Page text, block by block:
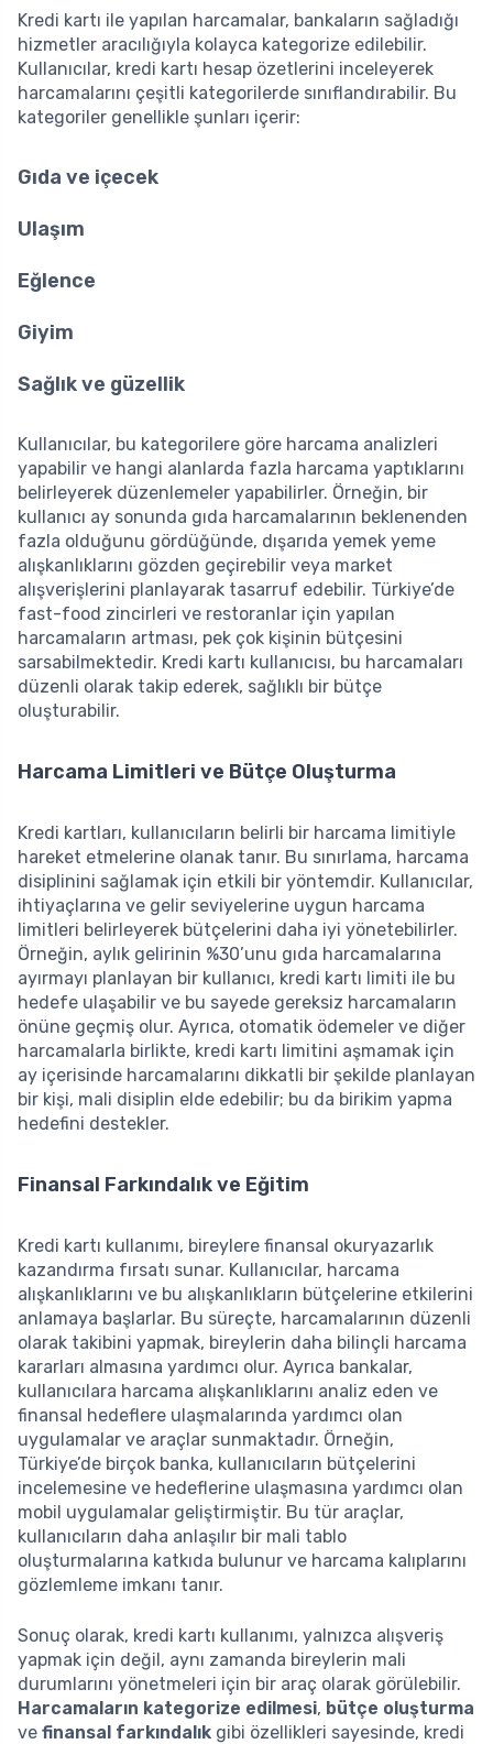
Kredi kartı ile yapılan harcamalar, bankaların sağladığı
hizmetler aracılığıyla kolayca kategorize edilebilir.
Kullanıcılar, kredi kartı hesap özetlerini inceleyerek
harcamalarını çeşitli kategorilerde sınıflandırabilir. Bu
kategoriler genellikle şunları içerir:
Gıda ve içecek
Ulaşım
Eğlence
Giyim
Sağlık ve güzellik
Kullanıcılar, bu kategorilere göre harcama analizleri
yapabilir ve hangi alanlarda fazla harcama yaptıklarını
belirleyerek düzenlemeler yapabilirler. Örneğin, bir
kullanıcı ay sonunda gıda harcamalarının beklenenden
fazla olduğunu gördüğünde, dışarıda yemek yeme
alışkanlıklarını gözden geçirebilir veya market
alışverişlerini planlayarak tasarruf edebilir. Türkiye’de
fast-food zincirleri ve restoranlar için yapılan
harcamaların artması, pek çok kişinin bütçesini
sarsabilmektedir. Kredi kartı kullanıcısı, bu harcamaları
düzenli olarak takip ederek, sağlıklı bir bütçe
oluşturabilir.
Harcama Limitleri ve Bütçe Oluşturma
Kredi kartları, kullanıcıların belirli bir harcama limitiyle
hareket etmelerine olanak tanır. Bu sınırlama, harcama
disiplinini sağlamak için etkili bir yöntemdir. Kullanıcılar,
ihtiyaçlarına ve gelir seviyelerine uygun harcama
limitleri belirleyerek bütçelerini daha iyi yönetebilirler.
Örneğin, aylık gelirinin %30’unu gıda harcamalarına
ayırmayı planlayan bir kullanıcı, kredi kartı limiti ile bu
hedefe ulaşabilir ve bu sayede gereksiz harcamaların
önüne geçmiş olur. Ayrıca, otomatik ödemeler ve diğer
harcamalarla birlikte, kredi kartı limitini aşmamak için
ay içerisinde harcamalarını dikkatli bir şekilde planlayan
bir kişi, mali disiplin elde edebilir; bu da birikim yapma
hedefini destekler.
Finansal Farkındalık ve Eğitim
Kredi kartı kullanımı, bireylere finansal okuryazarlık
kazandırma fırsatı sunar. Kullanıcılar, harcama
alışkanlıklarını ve bu alışkanlıkların bütçelerine etkilerini
anlamaya başlarlar. Bu süreçte, harcamalarının düzenli
olarak takibini yapmak, bireylerin daha bilinçli harcama
kararları almasına yardımcı olur. Ayrıca bankalar,
kullanıcılara harcama alışkanlıklarını analiz eden ve
finansal hedeflere ulaşmalarında yardımcı olan
uygulamalar ve araçlar sunmaktadır. Örneğin,
Türkiye’de birçok banka, kullanıcıların bütçelerini
incelemesine ve hedeflerine ulaşmasına yardımcı olan
mobil uygulamalar geliştirmiştir. Bu tür araçlar,
kullanıcıların daha anlaşılır bir mali tablo
oluşturmalarına katkıda bulunur ve harcama kalıplarını
gözlemleme imkanı tanır.
Sonuç olarak, kredi kartı kullanımı, yalnızca alışveriş
yapmak için değil, aynı zamanda bireylerin mali
durumlarını yönetmeleri için bir araç olarak görülebilir.
Harcamaların kategorize edilmesi, bütçe oluşturma
ve finansal farkındalık gibi özellikleri sayesinde, kredi